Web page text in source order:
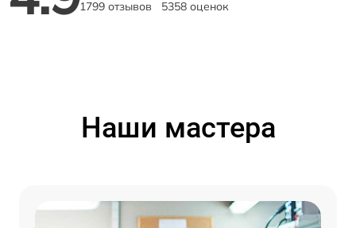
1799 отзывов 5358 оценок
Наши мастера